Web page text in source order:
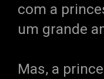
com a
um grande
Mas, a